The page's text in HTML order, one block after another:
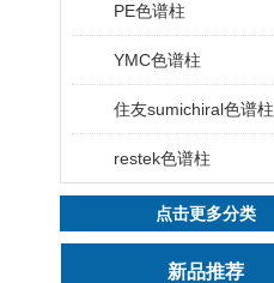
PE色谱柱
YMC色谱柱
住友sumichiral色谱柱
restek色谱柱
点击更多分类
新品推荐